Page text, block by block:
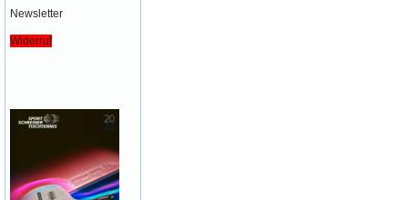
Newsletter
Widerruf